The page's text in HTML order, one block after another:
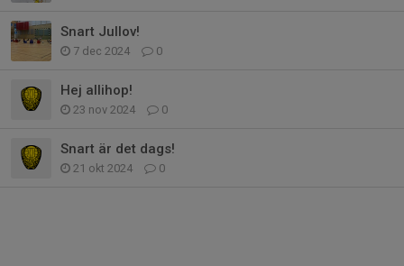
Snart Jullov!
7 dec 2024 0
Hej allihop!
23 nov 2024 0
Snart är det dags!
21 okt 2024 0